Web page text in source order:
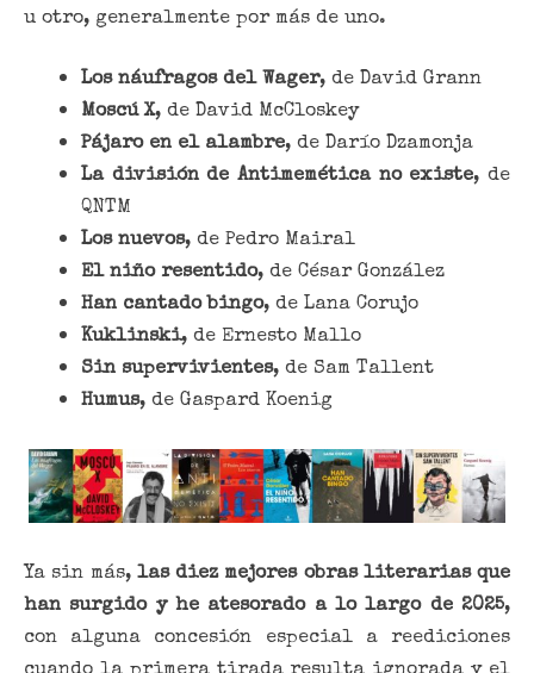
u otro, generalmente por más de uno.
Los náufragos del Wager, de David Grann
Moscú X, de David McCloskey
Pájaro en el alambre, de Darío Dzamonja
La división de Antimemética no existe, de
QNTM
Los nuevos, de Pedro Mairal
El niño resentido, de César González
Han cantado bingo, de Lana Corujo
Kuklinski, de Ernesto Mallo
Sin supervivientes, de Sam Tallent
Humus, de Gaspard Koenig
Ya sin más, las diez mejores obras literarias que
han surgido y he atesorado a lo largo de 2025,
con alguna concesión especial a reediciones